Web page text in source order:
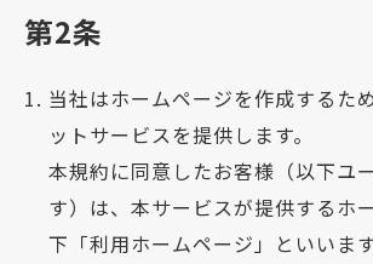
第2条
当社はホームページを作成するた
ットサービスを提供します。
本規約に同意したお客様（以下ユ
す）は、本サービスが提供するホ
下「利用ホームページ」といいま